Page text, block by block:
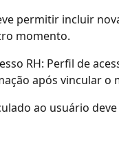
permitir incluir
momento.
RH: Perfil de
após vincular o
ao usuário